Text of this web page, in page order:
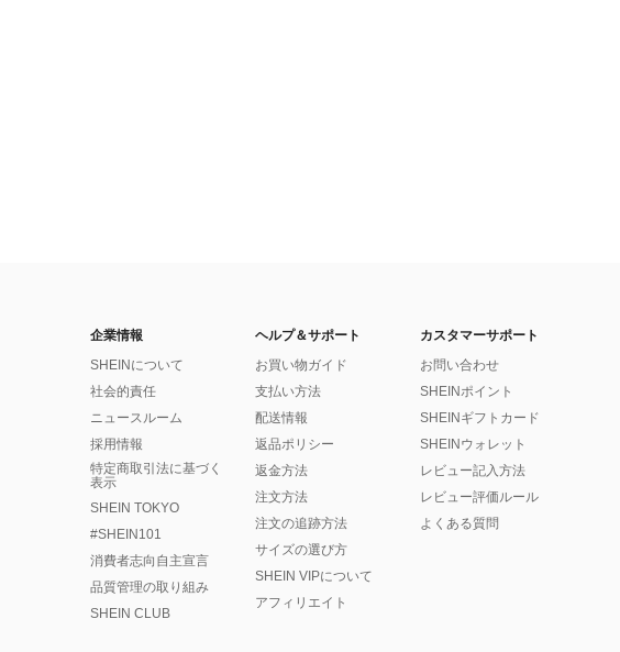
企業情報
SHEINについて
社会的責任
ニュースルーム
採用情報
特定商取引法に基づく
表示
SHEIN TOKYO
#SHEIN101
消費者志向自主宣言
品質管理の取り組み
SHEIN CLUB
ヘルプ＆サポート
お買い物ガイド
支払い方法
配送情報
返品ポリシー
返金方法
注文方法
注文の追跡方法
サイズの選び方
SHEIN VIPについて
アフィリエイト
カスタマーサポート
お問い合わせ
SHEINポイント
SHEINギフトカード
SHEINウォレット
レビュー記入方法
レビュー評価ルール
よくある質問